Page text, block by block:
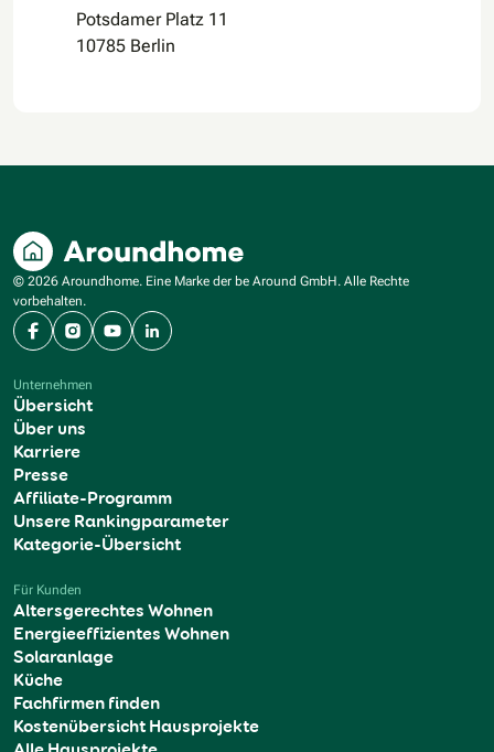
Potsdamer Platz 11
10785 Berlin
© 2026 Aroundhome. Eine Marke der be Around GmbH. Alle Rechte
vorbehalten.
FacebookInstagram
YouTubeLinkedIn
Unternehmen
Übersicht
Über uns
Karriere
Presse
Affiliate-Programm
Unsere Rankingparameter
Kategorie-Übersicht
Für Kunden
Altersgerechtes Wohnen
Energieeffizientes Wohnen
Solaranlage
Küche
Fachfirmen finden
Kostenübersicht Hausprojekte